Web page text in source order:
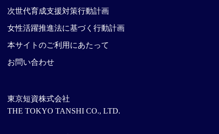
東京短資株式会社
THE TOKYO TANSHI CO., LTD.
次世代育成支援対策行動計画
女性活躍推進法に基づく行動計画
本サイトのご利用にあたって
お問い合わせ